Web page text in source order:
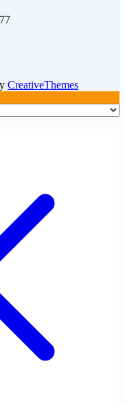
CreativeThemes